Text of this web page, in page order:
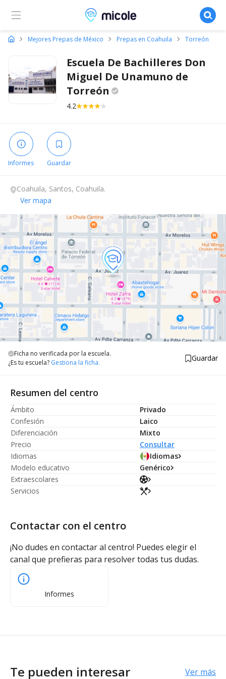
Micole, buscador de colegios
Mejores Prepas de México Prepas en Coahuila Torreón
Escuela De Bachilleres Don
Miguel De Unamuno de
Torreón
4.2
Informes Guardar
Coahuila, Santos, Coahuila.
Ver mapa
Ficha no verificada por la escuela.
¿Es tu escuela? Gestiona la ficha. Guardar
Resumen del centro
Ámbito
Privado
Confesión
Laico
Diferenciación
Mixto
Precio
Consultar
Idiomas
Idiomas
Modelo educativo
Genérico
Extraescolares
Servicios
Contactar con el centro
¡No dudes en contactar al centro! Puedes elegir el
canal que prefieras para resolver todas tus dudas.
Informes
Te pueden interesar Ver más